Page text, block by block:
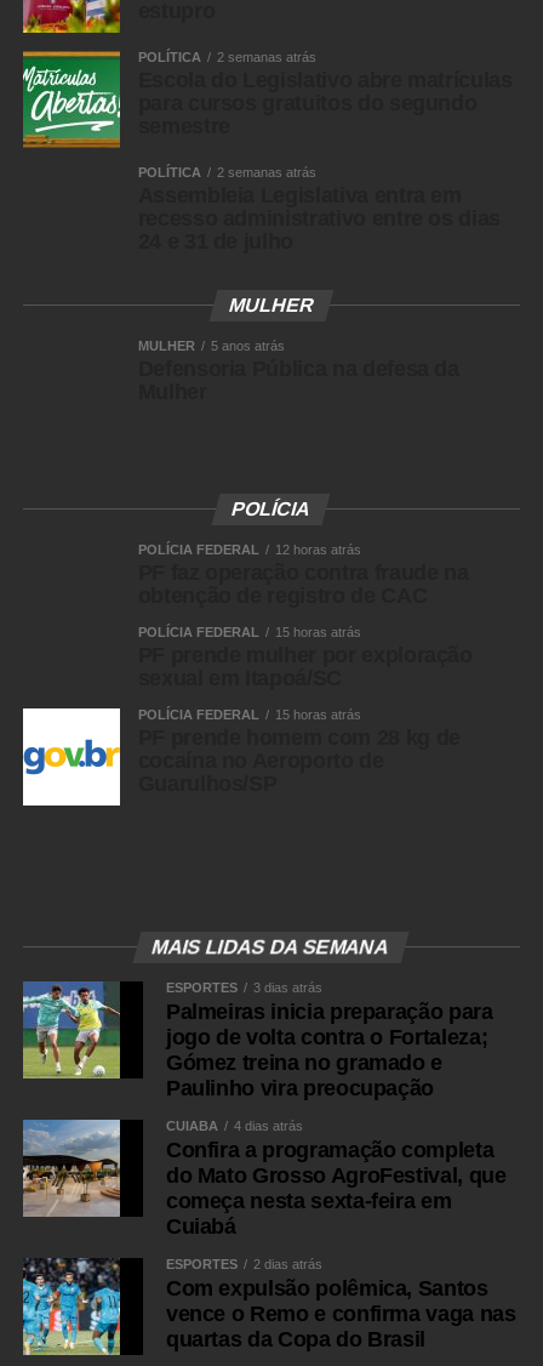
26/26
Ver todas as fotos
Prefeitura de Várzea Grande – MT
WhatsApp
Twitter
Messenger
LinkedIn
POLÍTICA 2 semanas atrás
POLÍTICA 2 semanas atrás
MULHER
MULHER 5 anos atrás
POLÍCIA
POLÍCIA FEDERAL 12 horas atrás
POLÍCIA FEDERAL 15 horas atrás
POLÍCIA FEDERAL 15 horas atrás
MAIS LIDAS DA SEMANA
ESPORTES 3 dias atrás
Palmeiras inicia preparação para
jogo de volta contra o Fortaleza;
Gómez treina no gramado e
Paulinho vira preocupação
CUIABÁ 4 dias atrás
Confira a programação completa
do Mato Grosso AgroFestival, que
começa nesta sexta-feira em
Cuiabá
ESPORTES 2 dias atrás
Com expulsão polêmica, Santos
vence o Remo e confirma vaga nas
quartas da Copa do Brasil